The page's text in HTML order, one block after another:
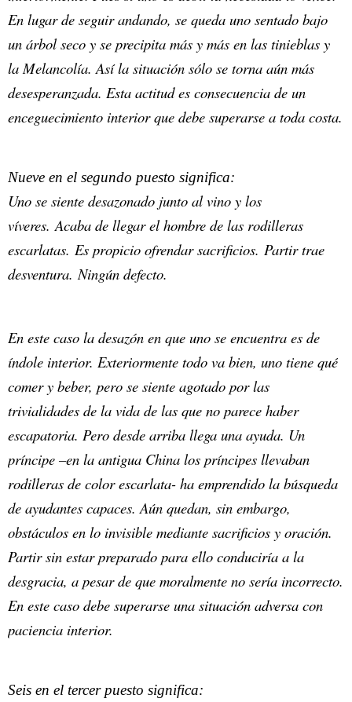
En lugar de seguir andando, se queda uno sentado bajo
un árbol seco y se precipita más y más en las tinieblas y
la Melancolía. Así la situación sólo se torna aún más
desesperanzada. Esta actitud es consecuencia de un
enceguecimiento interior que debe superarse a toda costa.
Nueve en el segundo puesto significa:
Uno se siente desazonado junto al vino y los
víveres. Acaba de llegar el hombre de las rodilleras
escarlatas. Es propicio ofrendar sacrificios. Partir trae
desventura. Ningún defecto.
En este caso la desazón en que uno se encuentra es de
índole interior. Exteriormente todo va bien, uno tiene qué
comer y beber, pero se siente agotado por las
trivialidades de la vida de las que no parece haber
escapatoria. Pero desde arriba llega una ayuda. Un
príncipe –en la antigua China los príncipes llevaban
rodilleras de color escarlata- ha emprendido la búsqueda
de ayudantes capaces. Aún quedan, sin embargo,
obstáculos en lo invisible mediante sacrificios y oración.
Partir sin estar preparado para ello conduciría a la
desgracia, a pesar de que moralmente no sería incorrecto.
En este caso debe superarse una situación adversa con
paciencia interior.
Seis en el tercer puesto significa: